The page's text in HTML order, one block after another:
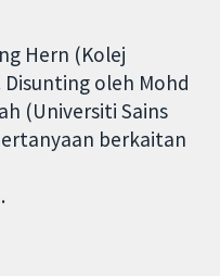
Hern (Kolej
oleh Mohd
(Universiti Sains
berkaitan